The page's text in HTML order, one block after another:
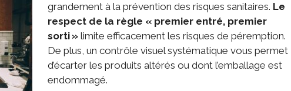
grandement à la prévention des risques sanitaires. Le
respect de la règle « premier entré, premier
sorti »limite efficacement les risques de péremption.
De plus, un contrôle visuel systématique vous permet
d’écarter les produits altérés ou dont l’emballage est
endommagé.